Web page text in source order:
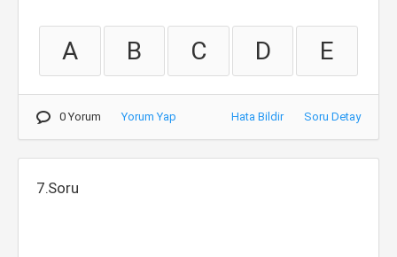
A B C D E
0 Yorum Yorum Yap Hata Bildir Soru Detay
7.Soru